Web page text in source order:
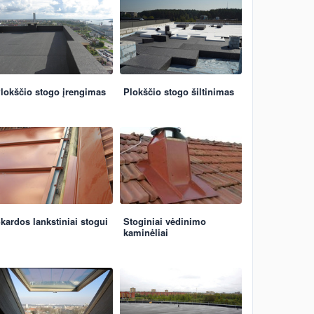
stogo įrengimas Plokščio stogo šiltinimas
lankstiniai stogui
Stoginiai vėdinimo
kaminėliai